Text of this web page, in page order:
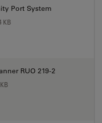
Port System
KB
RUO 219-2